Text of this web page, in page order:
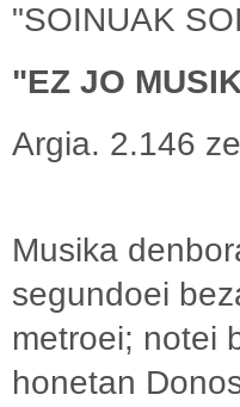
"SOINUAK
"EZ JO
Argia. 2.146
Musika
segundoei
metroei; notei
honetan